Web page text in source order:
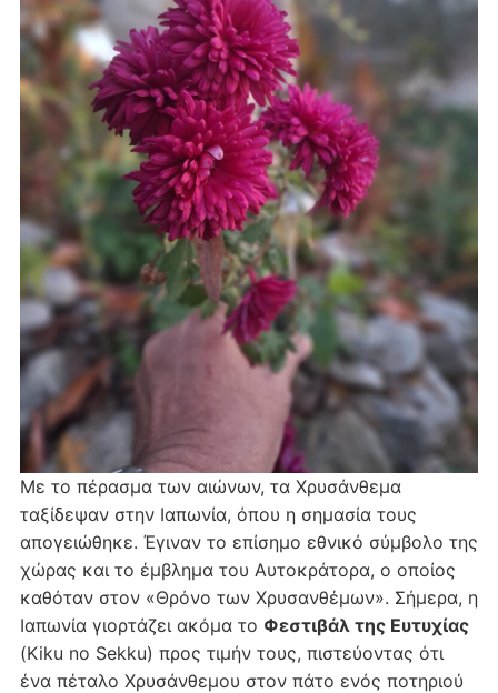
Με το πέρασμα των αιώνων, τα Χρυσάνθεμα
ταξίδεψαν στην Ιαπωνία, όπου η σημασία τους
απογειώθηκε. Έγιναν το επίσημο εθνικό σύμβολο της
χώρας και το έμβλημα του Αυτοκράτορα, ο οποίος
καθόταν στον «Θρόνο των Χρυσανθέμων». Σήμερα, η
Ιαπωνία γιορτάζει ακόμα το Φεστιβάλ της Ευτυχίας
(Kiku no Sekku) προς τιμήν τους, πιστεύοντας ότι
ένα πέταλο Χρυσάνθεμου στον πάτο ενός ποτηριού